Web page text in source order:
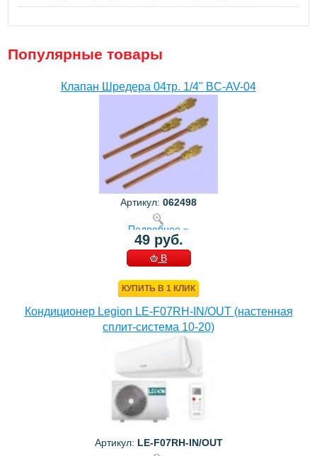
Популярные товары
Клапан Шредера 04тр. 1/4" BC-AV-04
Артикул: 062498
Подробнее »
49 руб.
В
КУПИТЬ В 1 КЛИК
Кондиционер Legion LE-F07RH-IN/OUT (настенная
сплит-система 10-20)
Артикул: LE-F07RH-IN/OUT